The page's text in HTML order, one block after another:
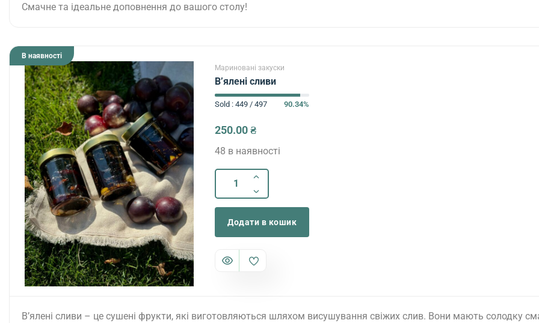
Смачне та ідеальне доповнення до вашого столу!
В наявності
Мариновані закуски
В’ялені сливи
Sold : 449 / 497 90.34%
250.00₴
48 в наявності
Додати в кошик
В’ялені сливи – це сушені фрукти, які виготовляються шляхом висушування свіжих слив. Вони мають солодку